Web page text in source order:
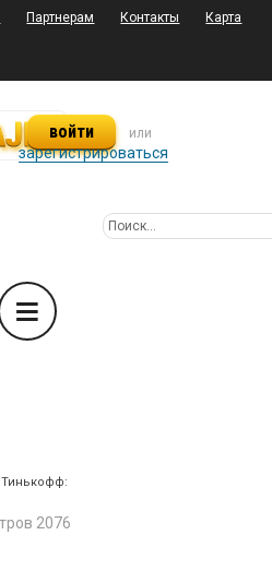
Партнерам Контакты
Карта
войти или
зарегистрироваться
Тинькофф:
2076